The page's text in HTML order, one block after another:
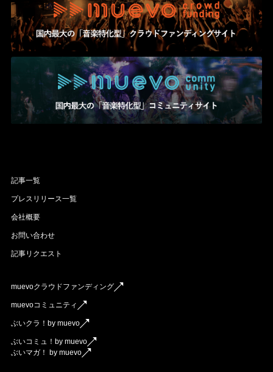
記事一覧
プレスリリース一覧
会社概要
お問い合わせ
記事リクエスト
muevoクラウドファンディング
muevoコミュニティ
ぶいクラ！by muevo
ぶいコミュ！by muevo
ぶいマガ！ by muevo